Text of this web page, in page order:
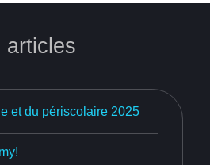
articles
et du périscolaire 2025